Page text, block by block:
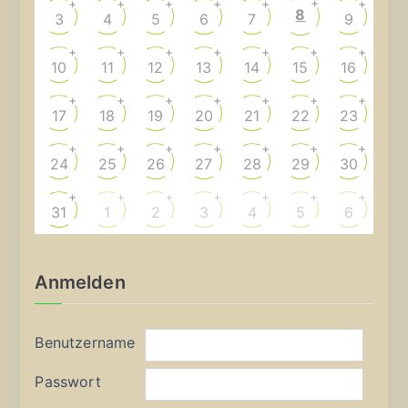
3
+
4
+
5
+
6
+
7
+
8 9
+
10
+
11
+
12
+
13
+
14
+
15
+
16
+
17
+
18
+
19
+
20
+
21
+
22
+
23
+
24
+
25
+
26
+
27
+
28
+
29
+
30
+
31
+
1
+
2
+
3
+
4
+
5
+
6
+
Anmelden
Benutzername
Passwort